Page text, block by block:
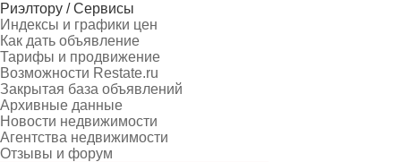
Риэлтору / Сервисы
Индексы и графики цен
Как дать объявление
Тарифы и продвижение
Возможности Restate.ru
Закрытая база объявлений
Архивные данные
Новости недвижимости
Агентства недвижимости
Отзывы и форум